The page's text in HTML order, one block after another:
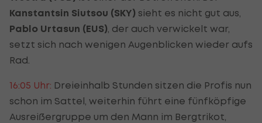
Kanstantsin Siutsou (SKY) sieht es nicht gut aus,
Pablo Urtasun (EUS) , der auch verwickelt war,
setzt sich nach wenigen Augenblicken wieder aufs
Rad.
16:05 Uhr: Dreieinhalb Stunden sitzen die Profis nun
schon im Sattel, weiterhin führt eine fünfköpfige
Ausreißergruppe um den Mann im Bergtrikot,